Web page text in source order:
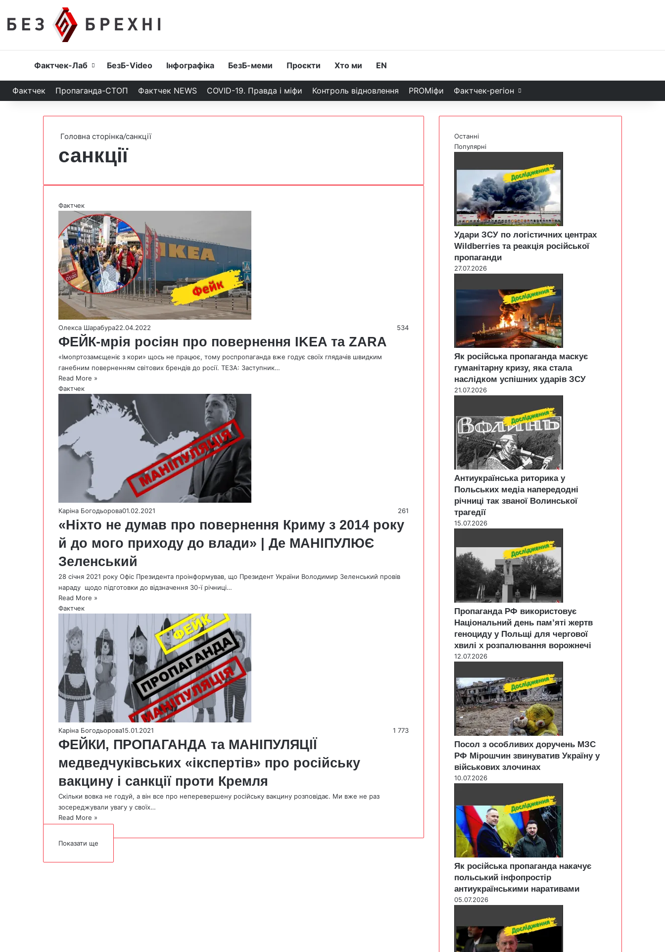
Головна
Фактчек-Лаб БезБ-Video Інфографіка БезБ-меми Проєкти Хто ми EN
Фактчек Пропаганда-СТОП Фактчек NEWS COVID-19. Правда і міфи Контроль відновлення PROМіфи Фактчек-регіон
Головна сторінка/санкції
санкції
Фактчек
Олекса Шарабура22.04.2022 534
ФЕЙК-мрія росіян про повернення IKEA та ZARA
«Імопртозамєщеніє з кори» щось не працює, тому роспропаганда вже годує своїх глядачів швидким
ганебним поверненням світових брендів до росії. ТЕЗА: Заступник…
Read More »
Фактчек
Каріна Богодьорова01.02.2021 261
«Ніхто не думав про повернення Криму з 2014 року
й до мого приходу до влади» | Де МАНІПУЛЮЄ
Зеленський
28 сiчня 2021 року Офіс Президента проінформував, що Президент України Володимир Зеленський провів
нараду щодо підготовки до відзначення 30-ї річниці…
Read More »
Фактчек
Каріна Богодьорова15.01.2021 1 773
ФЕЙКИ, ПРОПАГАНДА та МАНІПУЛЯЦІЇ
медведчуківських «ікспертів» про російську
вакцину і санкції проти Кремля
Скільки вовка не годуй, а він все про неперевершену російську вакцину розповідає. Ми вже не раз
зосереджували увагу у своїх…
Read More »
Показати ще
Останні
Популярні
Удари ЗСУ по логістичних центрах
Wildberries та реакція російської
пропаганди
27.07.2026
Як російська пропаганда маскує
гуманітарну кризу, яка стала
наслідком успішних ударів ЗСУ
21.07.2026
Антиукраїнська риторика у
Польських медіа напередодні
річниці так званої Волинської
трагедії
15.07.2026
Пропаганда РФ використовує
Національний день пам’яті жертв
геноциду у Польщі для чергової
хвилі х розпалювання ворожнечі
12.07.2026
Посол з особливих доручень МЗС
РФ Мірошчин звинуватив Україну у
військових злочинах
10.07.2026
Як російська пропаганда накачує
польський інфопростір
антиукраїнськими наративами
05.07.2026